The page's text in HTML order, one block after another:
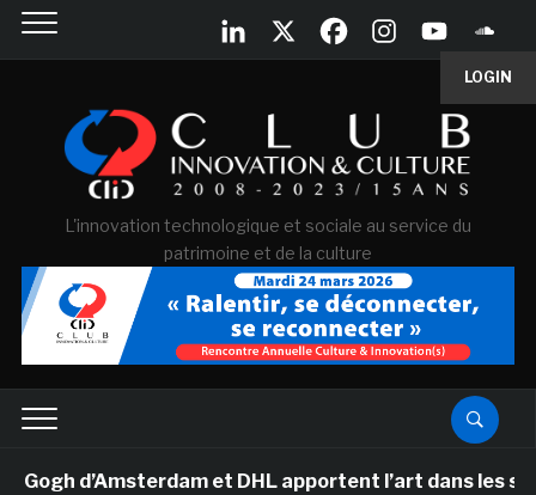
LOGIN
L'innovation technologique et sociale au service du
patrimoine et de la culture
d’Amsterdam et DHL apportent l’art dans les